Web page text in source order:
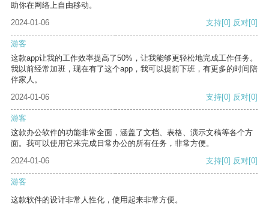
助你在网络上自由移动。
2024-01-06
支持[0] 反对[0]
游客
这款app让我的工作效率提高了50%，让我能够更轻松地完成工作任务。
我以前经常加班，现在有了这个app，我可以提前下班，有更多的时间陪
伴家人。
2024-01-06
支持[0] 反对[0]
游客
这款办公软件的功能非常全面，涵盖了文档、表格、演示文稿等各个方
面。我可以使用它来完成日常办公的所有任务，非常方便。
2024-01-06
支持[0] 反对[0]
游客
这款软件的设计非常人性化，使用起来非常方便。